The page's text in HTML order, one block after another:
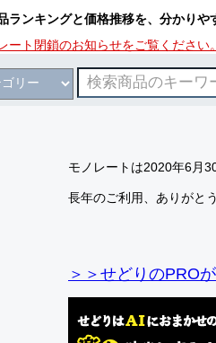
ランキングと価格推移を、分かりや
ート閉鎖のお知らせをご覧ください。
モノレートは2020年6月
長年のご利用、ありがと
＞＞せどりのPRO